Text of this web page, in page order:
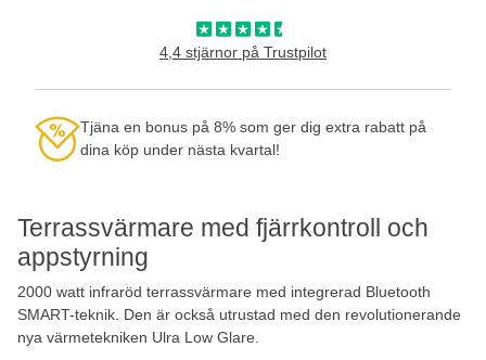
Terrassvärmare med fjärrkontroll och
appstyrning
2000 watt infraröd terrassvärmare med integrerad Bluetooth
SMART-teknik. Den är också utrustad med den revolutionerande
nya värmetekniken Ulra Low Glare.
4,4 stjärnor på Trustpilot
Tjäna en bonus på 8% som ger dig extra rabatt på
dina köp under nästa kvartal!